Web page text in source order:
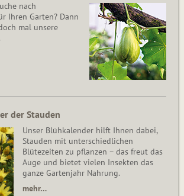
nach
Ihren Garten? Dann
mal unsere
der Stauden
Unser Blühkalender hilft Ihnen dabei,
Stauden mit unterschiedlichen
Blütezeiten zu pflanzen – das freut das
Auge und bietet vielen Insekten das
ganze Gartenjahr Nahrung.
mehr…